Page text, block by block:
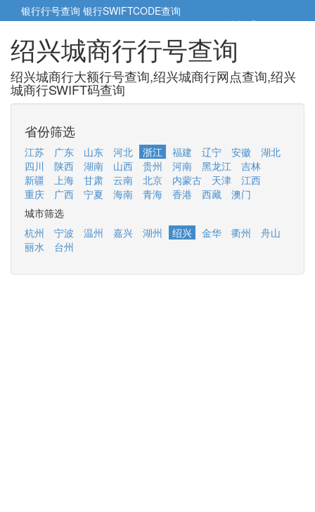
银行行号查询 银行SWIFTCODE查询
5cm小帮手5cm.cn
绍兴城商行行号查询
绍兴城商行大额行号查询,绍兴城商行网点查询,绍兴
城商行SWIFT码查询
省份筛选
江苏 广东 山东 河北 浙江 福建 辽宁 安徽
湖北
四川
陕西 湖南 山西 贵州 河南 黑龙江
吉林
新疆
上海 甘肃 云南 北京 内蒙古 天津
江西
重庆
广西 宁夏 海南 青海 香港 西藏
澳门
城市筛选
杭州
宁波 温州 嘉兴 湖州 绍兴 金华 衢州
舟山
丽水
台州